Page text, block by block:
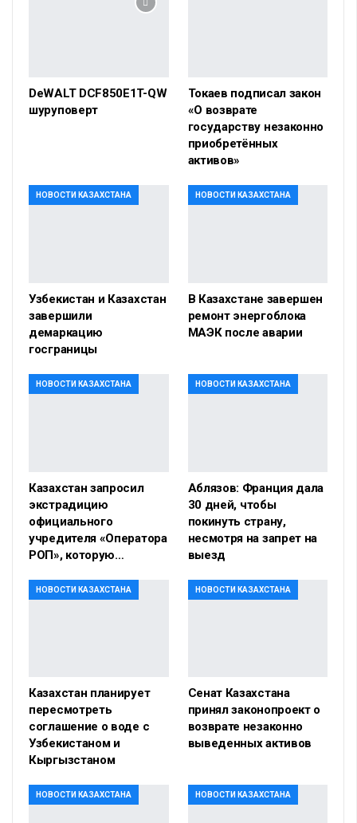
DeWALT DCF850E1T-QW
шуруповерт
Токаев подписал закон
«О возврате
государству незаконно
приобретённых
активов»
НОВОСТИ КАЗАХСТАНА
Узбекистан и Казахстан
завершили
демаркацию
госграницы
НОВОСТИ КАЗАХСТАНА
В Казахстане завершен
ремонт энергоблока
МАЭК после аварии
НОВОСТИ КАЗАХСТАНА
Казахстан запросил
экстрадицию
официального
учредителя «Оператора
РОП», которую…
НОВОСТИ КАЗАХСТАНА
Аблязов: Франция дала
30 дней, чтобы
покинуть страну,
несмотря на запрет на
выезд
НОВОСТИ КАЗАХСТАНА
Казахстан планирует
пересмотреть
соглашение о воде с
Узбекистаном и
Кыргызстаном
НОВОСТИ КАЗАХСТАНА
Сенат Казахстана
принял законопроект о
возврате незаконно
выведенных активов
НОВОСТИ КАЗАХСТАНА НОВОСТИ КАЗАХСТАНА